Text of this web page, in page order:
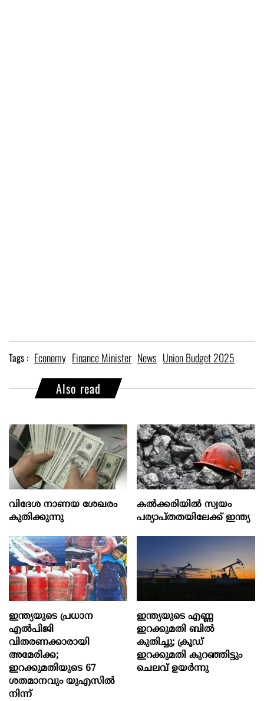
Tags : Economy Finance Minister News Union Budget 2025
Also read
വിദേശ നാണയ ശേഖരം
കുതിക്കുന്നു
കല്‍ക്കരിയില്‍ സ്വയം
പര്യാപ്തതയിലേക്ക് ഇന്ത്യ
ഇന്ത്യയുടെ പ്രധാന
എൽപിജി
വിതരണക്കാരായി
അമേരിക്ക;
ഇറക്കുമതിയുടെ 67
ശതമാനവും യുഎസിൽ
നിന്ന്
ഇന്ത്യയുടെ എണ്ണ
ഇറക്കുമതി ബിൽ
കുതിച്ചു; ക്രൂഡ്
ഇറക്കുമതി കുറഞ്ഞിട്ടും
ചെലവ് ഉയർന്നു